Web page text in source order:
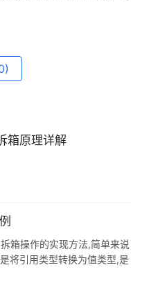
箱原理详解
箱操作的实现方法,简单来说
将引用类型转换为值类型,是